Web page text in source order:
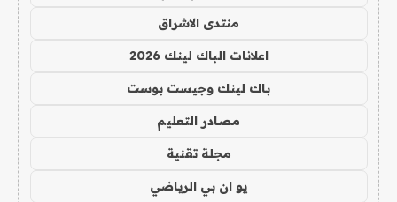
منتدى الاشراق
اعلانات الباك لينك 2026
باك لينك وجيست بوست
مصادر التعليم
مجلة تقنية
يو ان بي الرياضي